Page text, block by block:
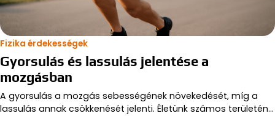
Fizika érdekességek
Gyorsulás és lassulás jelentése a
mozgásban
A gyorsulás a mozgás sebességének növekedését, míg a
lassulás annak csökkenését jelenti. Életünk számos területén…